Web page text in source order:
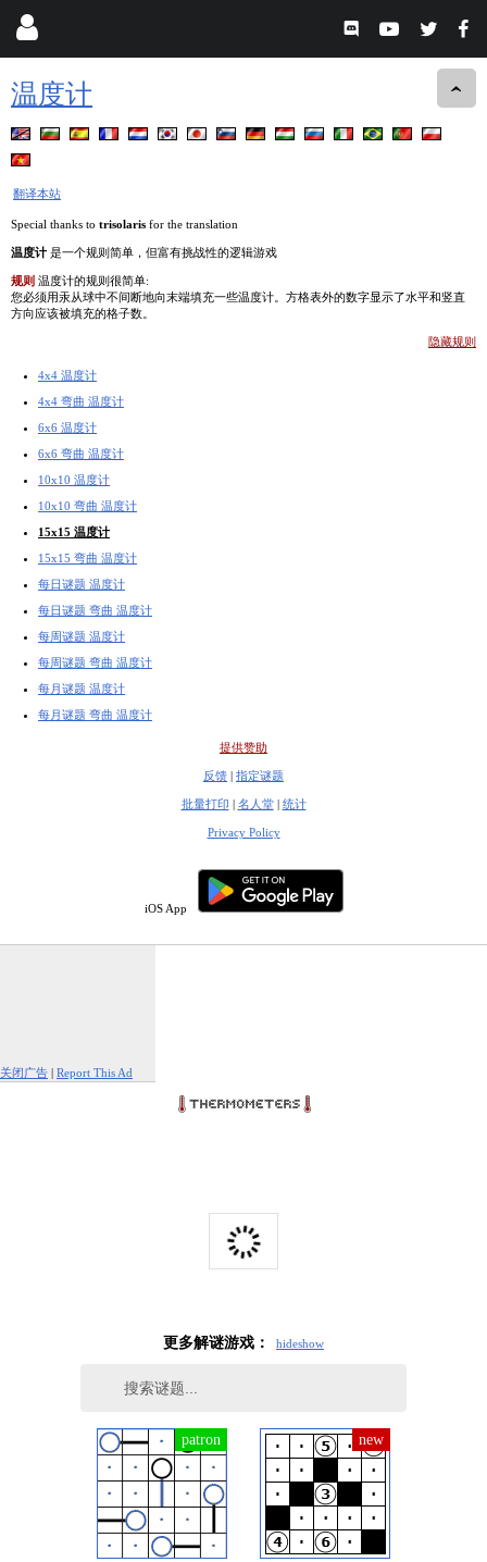
温度计
翻译本站
Special thanks to trisolaris for the translation
温度计 是一个规则简单，但富有挑战性的逻辑游戏
规则 温度计的规则很简单:
您必须用汞从球中不间断地向末端填充一些温度计。方格表外的数字显示了水平和竖直
方向应该被填充的格子数。
隐藏规则
4x4 温度计
4x4 弯曲 温度计
6x6 温度计
6x6 弯曲 温度计
10x10 温度计
10x10 弯曲 温度计
15x15 温度计
15x15 弯曲 温度计
每日谜题 温度计
每日谜题 弯曲 温度计
每周谜题 温度计
每周谜题 弯曲 温度计
每月谜题 温度计
每月谜题 弯曲 温度计
提供赞助
反馈 | 指定谜题
批量打印 | 名人堂| 统计
Privacy Policy
iOS App
关闭广告 | Report This Ad
更多解谜游戏： hideshow